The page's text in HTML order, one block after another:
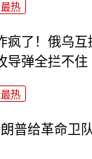
最热
疯了！俄乌互
导弹全拦不住
最热
普给革命卫